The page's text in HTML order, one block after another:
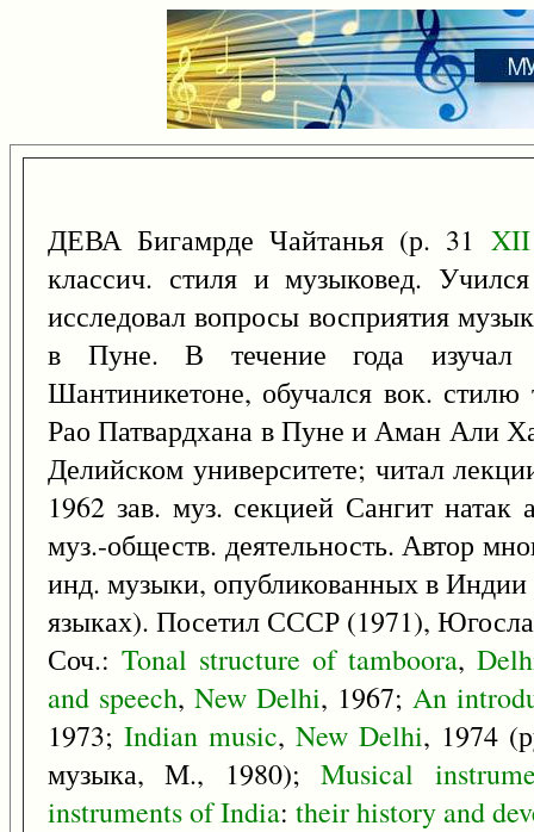
ДЕВА Бигамрде Чайтанья (р. 31 XII
классич. стиля и музыковед.
исследовал вопросы восприятия
в Пуне. В течение года
Шантиникетоне, обучался вок.
Рао Патвардхана в Пуне и Аман Али
Делийском университете; читал
1962 зав. муз. секцией Сангит
муз.-обществ. деятельность. Автор
инд. музыки, опубликованных в Индии
языках). Посетил СССР (1971),
Соч.: Tonal structure of tamboora,
and speech, New Delhi, 1967; An
1973; Indian music, New Delhi, 1974
музыка, М., 1980);Musical
instrumentsofIndia: theirhistory and